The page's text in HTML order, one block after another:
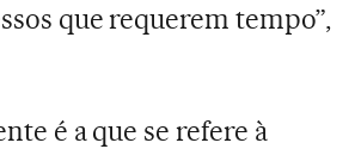
que requerem tempo”,
é a que se refere à